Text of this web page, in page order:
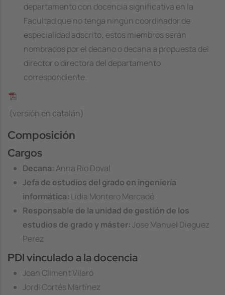
departamento con docencia significativa en la
Facultad que no tenga ningún coordinador de
especialidad adscrito; estos miembros serán
nombrados por el decano o decana a propuesta del
director o directora del departamento
correspondiente.
Image
(versión en catalán)
Composición
Cargos
Decana: Anna Rio Doval
Jefa de estudios del grado en ingeniería
informática: Lidia Montero Mercadé
Responsable de la unidad de gestión de los
estudios de grado y máster:Jose Manuel Dieguez
Perez
PDI vinculado a la docencia
Joan Climent Vilaró
Jordi Cortés Martínez